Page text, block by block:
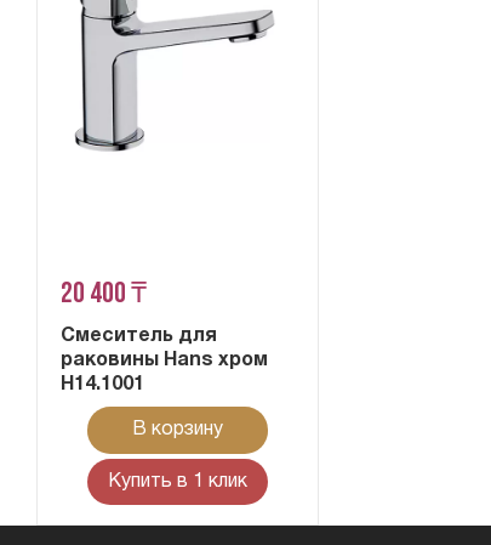
20 400 ₸
Смеситель для
раковины Hans хром
H14.1001
В корзину
Купить в 1 клик